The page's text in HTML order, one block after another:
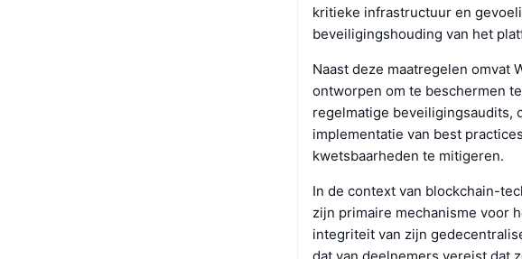
kritieke infrastructuur en
beveiligingshouding van het
Naast deze maatregelen omvat
ontworpen om te beschermen
regelmatige beveiligingsaudits,
implementatie van best
kwetsbaarheden te mitigeren.
In de context van blockchain-
zijn primaire mechanisme voor
integriteit van zijn